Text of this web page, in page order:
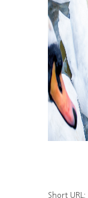
Short URL: